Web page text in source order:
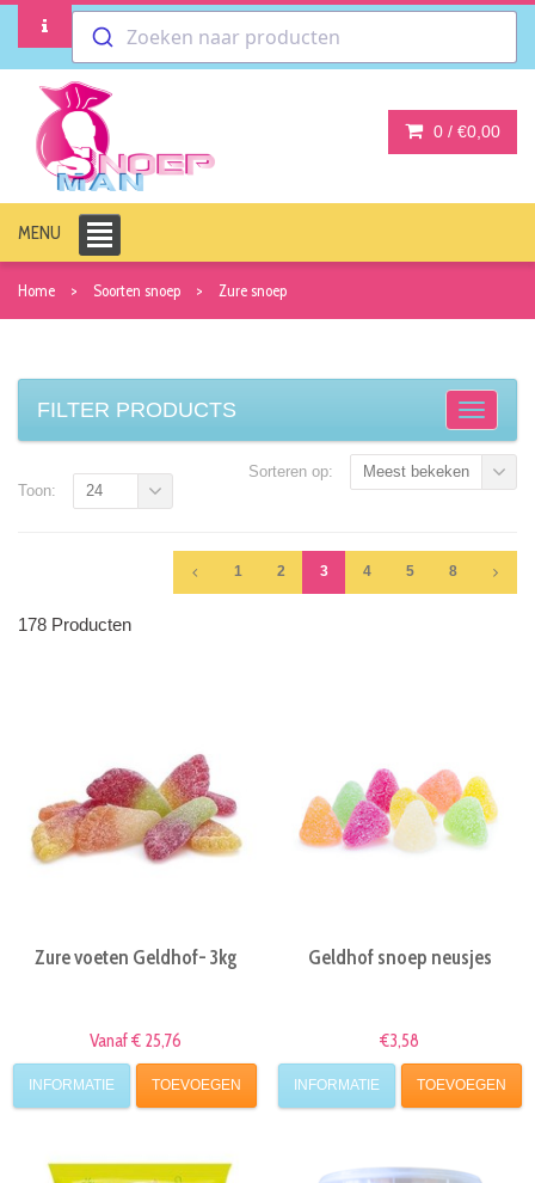
Zoeken naar producten
0 / €0,00
MENU
Home Soorten snoep Zure snoep
FILTER PRODUCTS
Sorteren op: Meest bekeken
1 2 3 4 5 8
Toon: 24
178 Producten
Zure voeten Geldhof- 3kg
Vanaf € 25,76
INFORMATIE TOEVOEGEN
Geldhof snoep neusjes
€3,58
INFORMATIE TOEVOEGEN